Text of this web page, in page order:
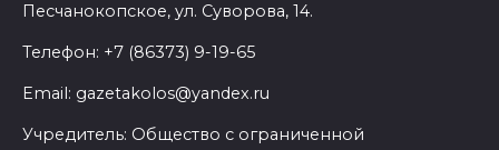
Песчанокопское, ул. Суворова, 14.
Телефон: +7 (86373) 9-19-65
Email: gazetakolos@yandex.ru
Учредитель: Общество с ограниченной